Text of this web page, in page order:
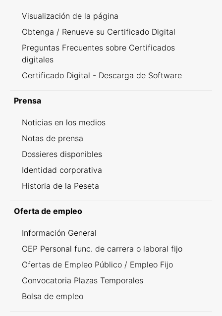
Visualización de la página
Obtenga / Renueve su Certificado Digital
Preguntas Frecuentes sobre Certificados
digitales
Certificado Digital - Descarga de Software
Prensa
Noticias en los medios
Notas de prensa
Dossieres disponibles
Identidad corporativa
Historia de la Peseta
Oferta de empleo
Información General
OEP Personal func. de carrera o laboral fijo
Ofertas de Empleo Público / Empleo Fijo
Convocatoria Plazas Temporales
Bolsa de empleo